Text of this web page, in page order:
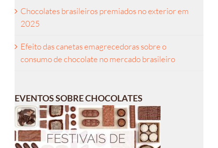
Chocolates brasileiros premiados no exterior em
2025
Efeito das canetas emagrecedoras sobre o
consumo de chocolate no mercado brasileiro
EVENTOS SOBRE CHOCOLATES